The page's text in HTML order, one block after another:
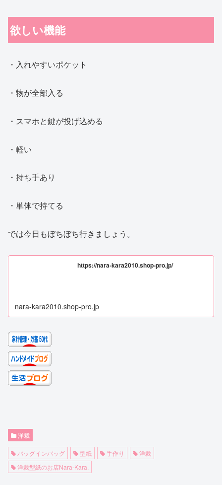
欲しい機能
・入れやすいポケット
・物が全部入る
・スマホと鍵が投げ込める
・軽い
・持ち手あり
・単体で持てる
では今日もぼちぼち行きましょう。
https://nara-kara2010.shop-pro.jp/
nara-kara2010.shop-pro.jp
洋裁
バッグインバッグ 型紙 手作り
洋裁
洋裁型紙のお店Nara-Kara.